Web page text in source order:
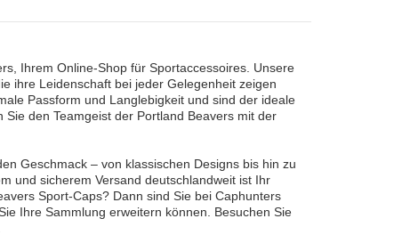
Ihrem Online-Shop für Sportaccessoires. Unsere
ihre Leidenschaft bei jeder Gelegenheit zeigen
Passform und Langlebigkeit und sind der ideale
den Teamgeist der Portland Beavers mit der
Geschmack – von klassischen Designs bis hin zu
und sicherem Versand deutschlandweit ist Ihr
Sport-Caps? Dann sind Sie bei Caphunters
Ihre Sammlung erweitern können. Besuchen Sie